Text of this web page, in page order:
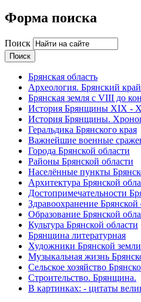
Форма поиска
Поиск
Брянская область
Археология. Брянский
Брянская земля с VIII до
История Брянщины XIX -
История Брянщины.
Геральдика Брянского края
Важнейшие военные
Города Брянской области
Районы Брянской области
Населённые пункты
Архитектура Брянской
Достопримечательности
Здравоохранение Брянской
Образование Брянской
Культура Брянской области
Брянщина литературная
Художники Брянской земли
Музыкальная жизнь
Сельское хозяйство
Строительство. Брянщина.
В картинках: - цитаты